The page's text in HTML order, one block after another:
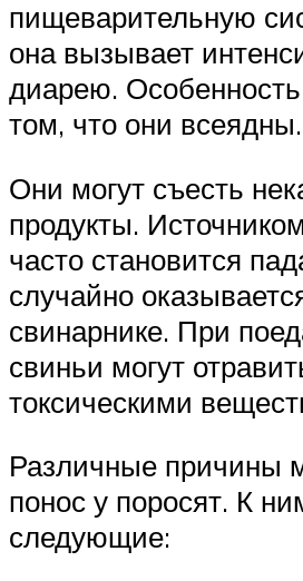
пищеварительную
она вызывает
диарею.
том, что они всеядны.
Они могут съесть
продукты.
часто становится
случайно
свинарнике. При
свиньи могут
токсическими
Различные причины
понос у поросят. К
следующие: